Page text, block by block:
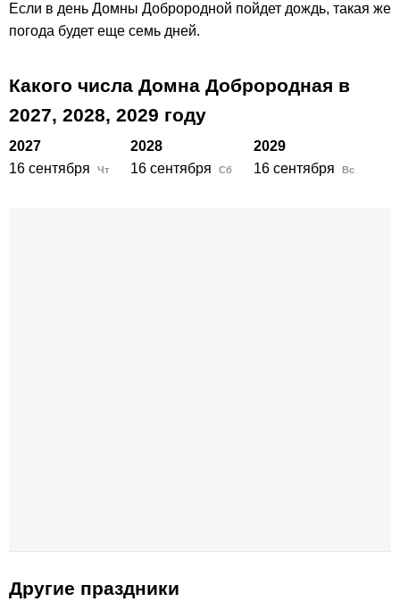
Если в день Домны Доброродной пойдет дождь, такая же
погода будет еще семь дней.
Какого числа Домна Доброродная в
2027, 2028, 2029 году
2027 2028
2029
16 сентября
Чт 16 сентября Сб 16 сентября Вс
Другие праздники